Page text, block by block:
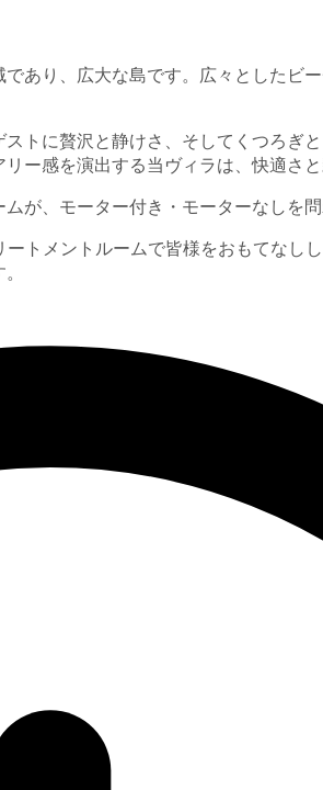
あり、広大な島です。広々としたビ
トに贅沢と静けさ、そしてくつろぎ
ー感を演出する当ヴィラは、快適さ
、モーター付き・モーターなしを
トメントルームで皆様をおもてなし